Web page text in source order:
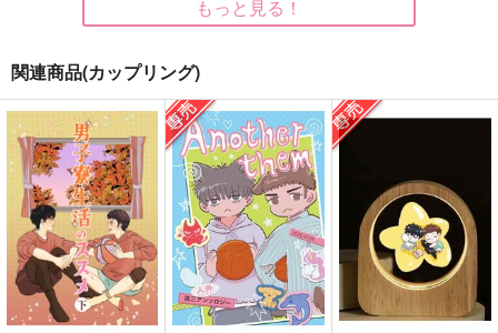
水底の月
azurite
1,001 円（税込）
水戸洋平×三井寿
サンプル
作品詳細
おかわりのアイラブユ
ー
maigo。
900円（税込）
水戸洋平×三井寿
サンプル
作品詳細
until they are soft en
715円 （税込）
水戸洋平×三井寿
サンプル
作品詳細
もっと見る！
関連商品(カップリング)